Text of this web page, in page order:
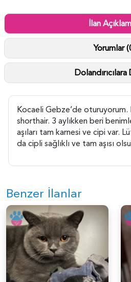
İlan
Kocaeli Gebze’de oturuyorum.
shorthair. 3 aylıkken beri
aşıları tam karnesi ve cipi var.
da cipli sağlıklı ve tam aşısı
Benzer İlanlar